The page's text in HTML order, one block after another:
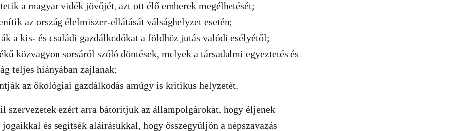
a magyar vidék jövőjét, azt ott élő emberek megélhetését;
az ország élelmiszer-ellátását válsághelyzet esetén;
a kis- és családi gazdálkodókat a földhöz jutás valódi esélyétől;
közvagyon sorsáról szóló döntések, melyek a társadalmi egyeztetés és
teljes hiányában zajlanak;
az ökológiai gazdálkodás amúgy is kritikus helyzetét.
szervezetek ezért arra bátorítjuk az állampolgárokat, hogy éljenek
és segítsék aláírásukkal, hogy összegyűljön a népszavazás